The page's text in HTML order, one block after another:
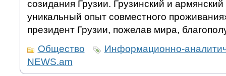
созидания Грузии. Грузинский и
уникальный опыт совместного
президент Грузии, пожелав мира,
Общество
Информационно-
NEWS.am